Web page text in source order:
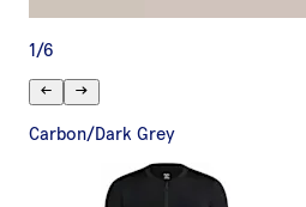
1 /6
Carbon/Dark Grey